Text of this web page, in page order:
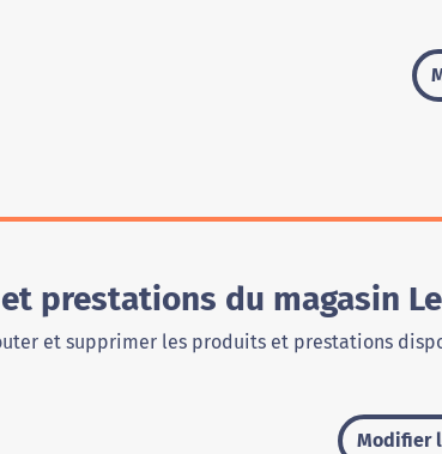
prestations du magasin
et supprimer les produits et prestations
Modifier